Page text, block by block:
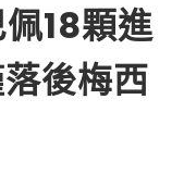
18顆進
後梅西